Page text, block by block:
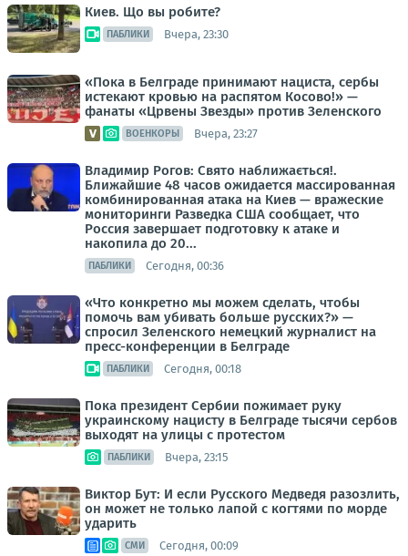
Киев. Що вы робите?
ПАБЛИКИ Вчера, 23:30
«Пока в Белграде принимают нациста, сербы
истекают кровью на распятом Косово!» —
фанаты «Црвены Звезды» против Зеленского
ВОЕНКОРЫ Вчера, 23:27
Владимир Рогов: Свято наближається!.
Ближайшие 48 часов ожидается массированная
комбинированная атака на Киев — вражеские
мониторинги Разведка США сообщает, что
Россия завершает подготовку к атаке и
накопила до 20...
ПАБЛИКИ Сегодня, 00:36
«Что конкретно мы можем сделать, чтобы
помочь вам убивать больше русских?» —
спросил Зеленского немецкий журналист на
пресс-конференции в Белграде
ПАБЛИКИ Сегодня, 00:18
Пока президент Сербии пожимает руку
украинскому нацисту в Белграде тысячи сербов
выходят на улицы с протестом
ПАБЛИКИ Вчера, 23:15
Виктор Бут: И если Русского Медведя разозлить,
он может не только лапой с когтями по морде
ударить
СМИ Сегодня, 00:09